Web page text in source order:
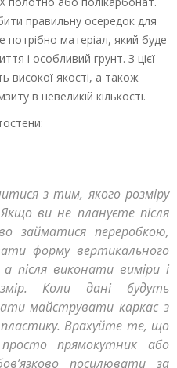
правильну осередок для
матеріал, який буде
і особливий грунт. З цієї
високої якості, а також
в невеликій кількості.
з тим, якого розміру
ви не плануєте після
займатися переробкою,
форму вертикального
після виконати виміри і
Коли дані будуть
майструвати каркас з
Врахуйте те, що
прямокутник або
посилювати за